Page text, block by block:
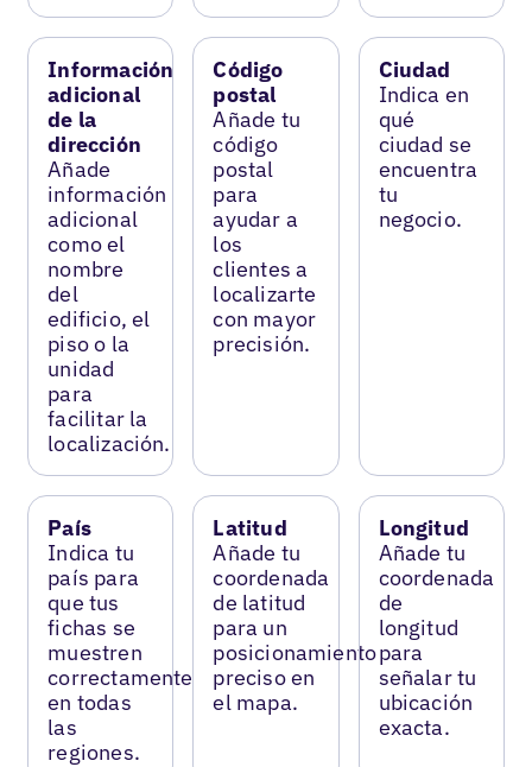
Información
adicional
de la
dirección
Añade
información
adicional
como el
nombre
del
edificio, el
piso o la
unidad
para
facilitar la
localización.
Código
postal
Añade tu
código
postal
para
ayudar a
los
clientes a
localizarte
con mayor
precisión.
Ciudad
Indica en
qué
ciudad se
encuentra
tu
negocio.
País
Indica tu
país para
que tus
fichas se
muestren
correctamente
en todas
las
regiones.
Latitud
Añade tu
coordenada
de latitud
para un
posicionamiento
preciso en
el mapa.
Longitud
Añade tu
coordenada
de
longitud
para
señalar tu
ubicación
exacta.